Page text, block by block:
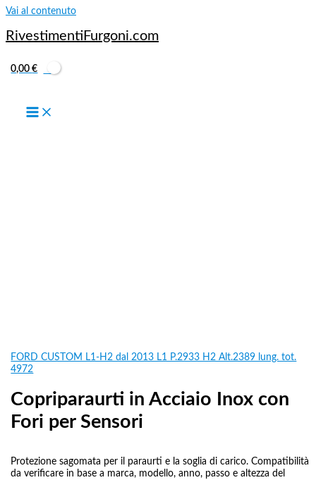
Vai al contenuto
RivestimentiFurgoni.com
0,00€
FORD CUSTOM L1-H2 dal 2013 L1 P.2933 H2 Alt.2389 lung. tot.
4972
Copriparaurti in Acciaio Inox con
Fori per Sensori
Protezione sagomata per il paraurti e la soglia di carico. Compatibilità
da verificare in base a marca, modello, anno, passo e altezza del